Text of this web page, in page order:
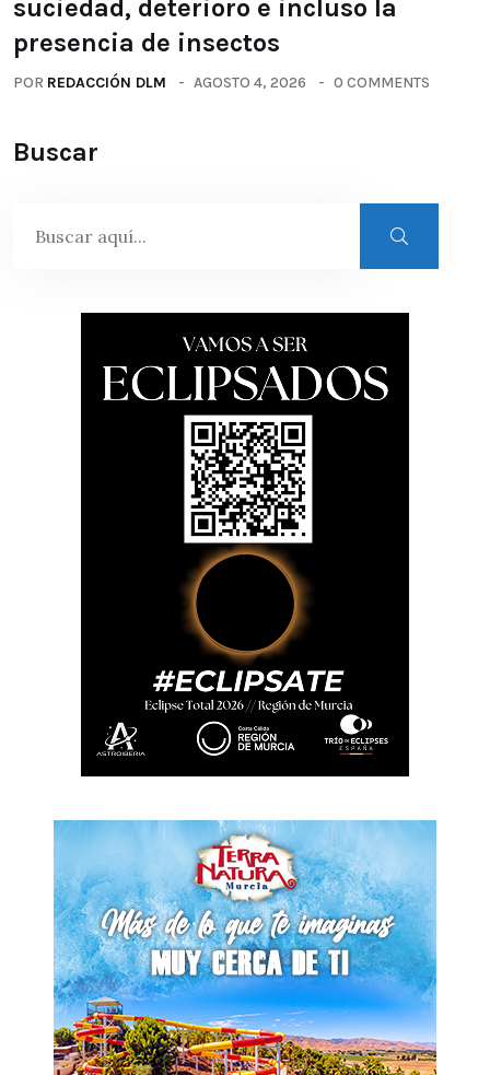
suciedad, deterioro e incluso la
presencia de insectos
POR REDACCIÓN DLM AGOSTO 4, 2026 0 COMMENTS
Buscar